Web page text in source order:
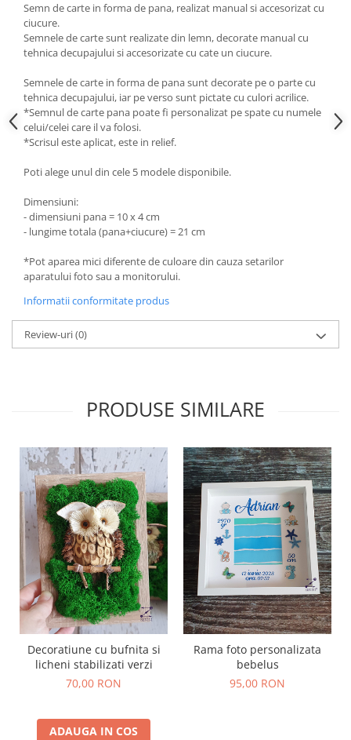
Semn de carte in forma de pana, realizat manual si accesorizat cu
ciucure.
Semnele de carte sunt realizate din lemn, decorate manual cu
tehnica decupajului si accesorizate cu cate un ciucure.
Semnele de carte in forma de pana sunt decorate pe o parte cu
tehnica decupajului, iar pe verso sunt pictate cu culori acrilice.
*Semnul de carte pana poate fi personalizat pe spate cu numele
celui/celei care il va folosi.
*Scrisul este aplicat, este in relief.
Poti alege unul din cele 5 modele disponibile.
Dimensiuni:
- dimensiuni pana = 10 x 4 cm
- lungime totala (pana+ciucure) = 21 cm
*Pot aparea mici diferente de culoare din cauza setarilor
aparatului foto sau a monitorului.
Informatii conformitate produs
Review-uri(0)
PRODUSE SIMILARE
Decoratiune cu bufnita si
licheni stabilizati verzi
70,00 RON
ADAUGA IN COS
Rama foto personalizata
bebelus
95,00 RON